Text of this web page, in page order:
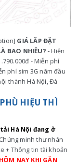
GIÁ LẮP ĐẶT
BAO NHIÊU? - Hiện
- Miễn phí
phí sim 3G năm đầu
thành Hà Nội, Đà
HIỆU THÌ
Hà Nội đang ở
minh thư nhân
+ Thông tin tài khoản
NAY KHI GẮN